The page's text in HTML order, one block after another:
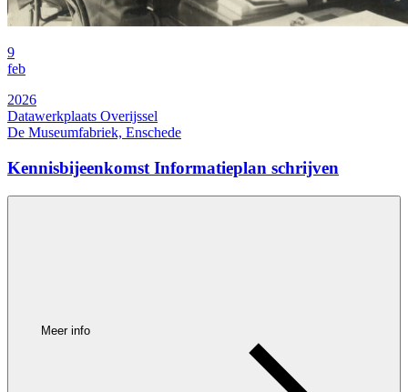
9
feb
2026
Datawerkplaats Overijssel
De Museumfabriek, Enschede
Kennisbijeenkomst Informatieplan schrijven
Meer info